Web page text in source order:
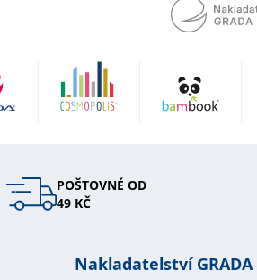
POŠTOVNÉ OD
49 KČ
Nakladatelství GRADA